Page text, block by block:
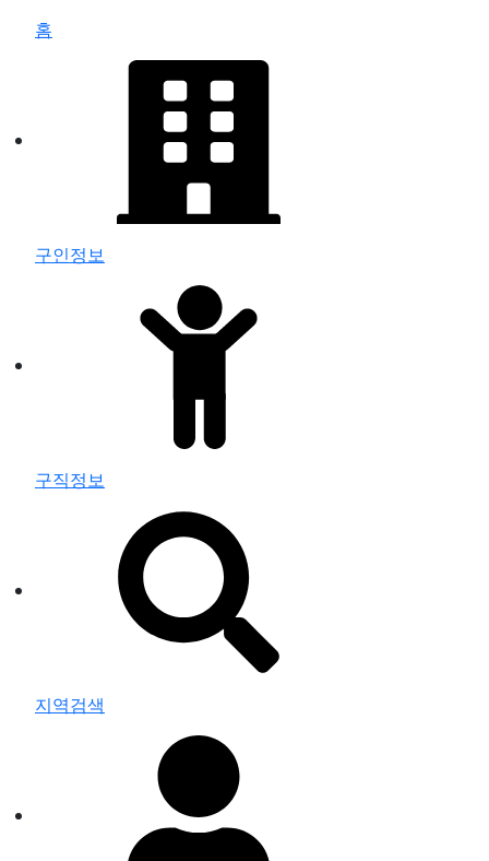
홈
구인정보
구직정보
지역검색